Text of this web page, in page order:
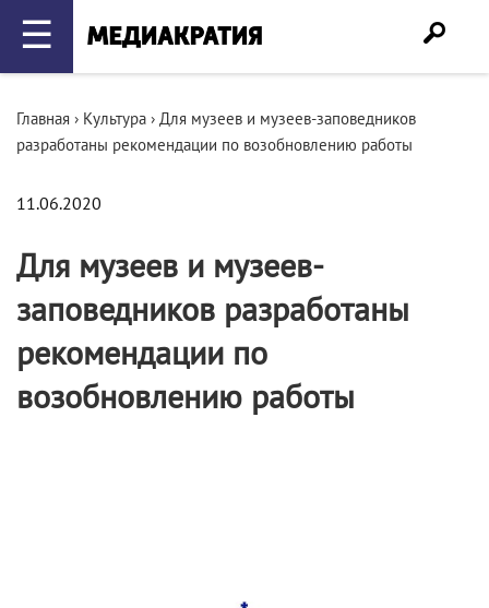
☰
Главная › Культура › Для музеев и музеев-заповедников
разработаны рекомендации по возобновлению работы
11.06.2020
Для музеев и музеев-
заповедников разработаны
рекомендации по
возобновлению работы